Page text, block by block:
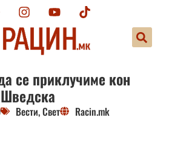
се приклучиме кон
Вести,Свет Racin.mk